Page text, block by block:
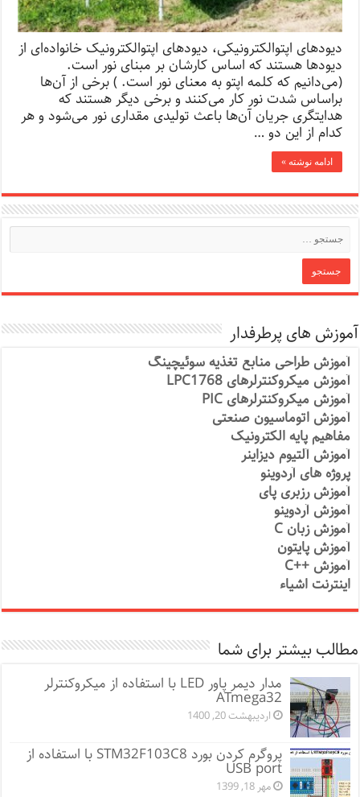
دیودهای اپتوالکترونیکی، دیودهای اپتوالکترونیک خانواده‌ای از
دیودها هستند که اساس کارشان بر مبنای نور است.
(می‌دانیم که کلمه اپتو به معنای نور است. ) برخی از آن‌ها
براساس شدت نور کار می‌کنند و برخی دیگر هستند که
هدایتگری جریان آن‌ها باعث تولیدی مقداری نور می‌شود و هر
کدام از این دو …
ادامه نوشته »
آموزش های پرطرفدار
آموزش طراحی منابع تغذیه سوئیچینگ
آموزش میکروکنترلرهای LPC1768
آموزش میکروکنترلرهای PIC
آموزش اتوماسیون صنعتی
مفاهیم پایه الکترونیک
آموزش آلتیوم دیزاینر
پروژه های آردوینو
آموزش رزبری پای
آموزش آردوینو
آموزش زبان C
آموزش پایتون
آموزش ++C
اینترنت اشیاء
مطالب بیشتر برای شما
مدار دیمر پاور LED با استفاده از میکروکنترلر
ATmega32
اردیبهشت 20, 1400
پروگرم کردن بورد STM32F103C8 با استفاده از
USB port
مهر 18, 1399